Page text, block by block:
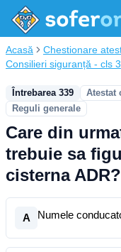
Acasă
Chestionare
Consilieri siguranță - cls
Întrebarea 339
Atestat
Reguli generale
Care din
trebuie sa
cisterna ADR?
A Numele